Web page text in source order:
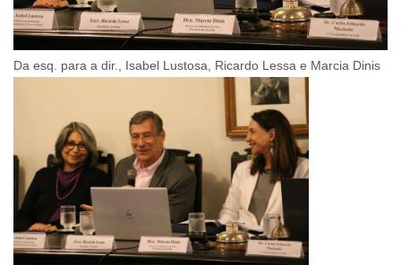
Da esq. para a dir., Isabel Lustosa, Ricardo Lessa e Marcia Dinis